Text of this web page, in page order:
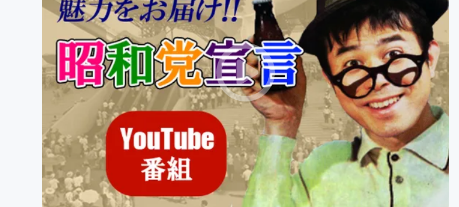
映像・映画 書籍・雑誌出版 アニメ
ビジネス・起業 チャレンジ ビュー
まちづくり・地域活性化
CAMPFIRE for Social GoodCAMPFIRE
CAMPFIREふるさと納税machi-ya